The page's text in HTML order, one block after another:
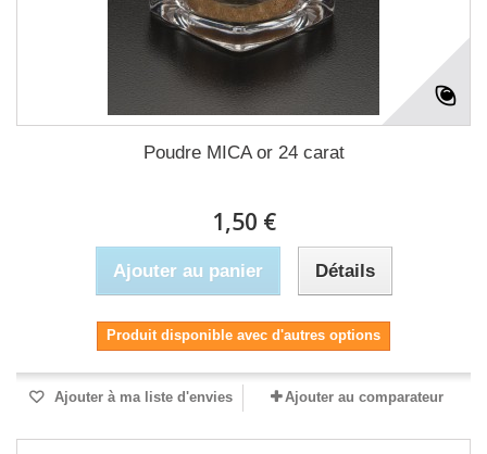
Poudre MICA or 24 carat
1,50 €
Ajouter au panier Détails
Produit disponible avec d'autres options
Ajouter à ma liste d'envies Ajouter au comparateur